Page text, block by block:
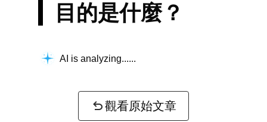
目的是什麼？
AI is analyzing...
觀看原始文章